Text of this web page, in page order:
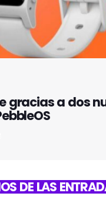
gracias a dos
DE LAS